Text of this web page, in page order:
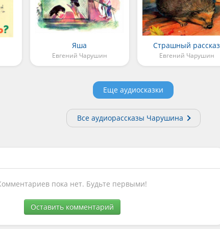
Яша
Евгений Чарушин
Страшный рассказ
Евгений Чарушин
Еще аудиосказки
Все аудиорассказы Чарушина
пока нет. Будьте первыми!
Оставить комментарий